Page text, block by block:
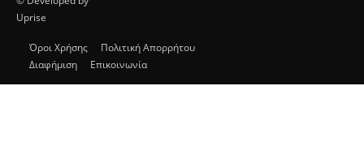
Uprise
Όροι Χρήσης
Πολιτική Απορρήτου
Διαφήμιση
Επικοινωνία